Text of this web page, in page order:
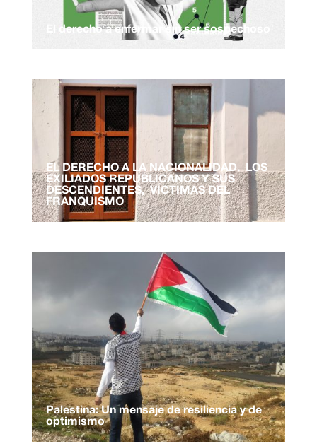
El derecho a enfermar sin ser sospechoso
EL DERECHO A LA NACIONALIDAD. LOS
EXILIADOS REPUBLICANOS Y SUS
DESCENDIENTES, VÍCTIMAS DEL
FRANQUISMO
Palestina: Un mensaje de resiliencia y de
optimismo